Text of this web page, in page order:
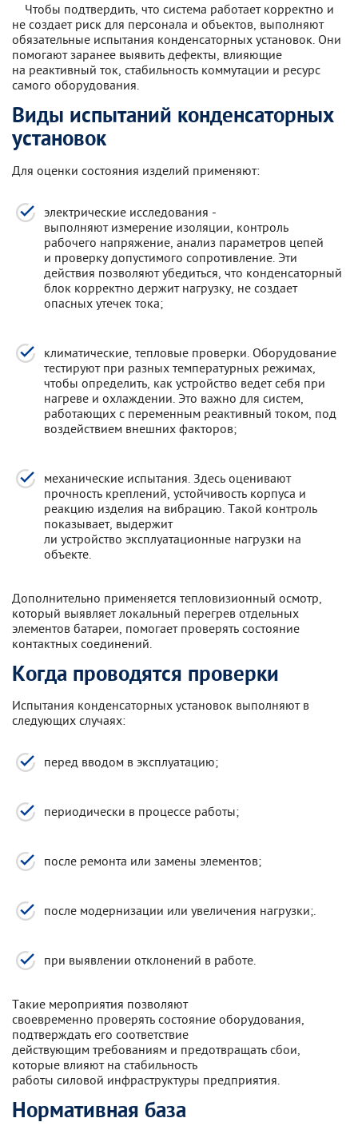
Чтобы подтвердить, что система работает корректно и
не создает риск для персонала и объектов, выполняют
обязательные испытания конденсаторных установок. Они
помогают заранее выявить дефекты, влияющие
на реактивный ток, стабильность коммутации и ресурс
самого оборудования.
Виды испытаний конденсаторных
установок
Для оценки состояния изделий применяют:
электрические исследования -
выполняют измерение изоляции, контроль
рабочего напряжение, анализ параметров цепей
и проверку допустимого сопротивление. Эти
действия позволяют убедиться, что конденсаторный
блок корректно держит нагрузку, не создает
опасных утечек тока;
климатические, тепловые проверки. Оборудование
тестируют при разных температурных режимах,
чтобы определить, как устройство ведет себя при
нагреве и охлаждении. Это важно для систем,
работающих с переменным реактивный током, под
воздействием внешних факторов;
механические испытания. Здесь оценивают
прочность креплений, устойчивость корпуса и
реакцию изделия на вибрацию. Такой контроль
показывает, выдержит
ли устройство эксплуатационные нагрузки на
объекте.
Дополнительно применяется тепловизионный осмотр,
который выявляет локальный перегрев отдельных
элементов батареи, помогает проверять состояние
контактных соединений.
Когда проводятся проверки
Испытания конденсаторных установок выполняют в
следующих случаях:
перед вводом в эксплуатацию;
периодически в процессе работы;
после ремонта или замены элементов;
после модернизации или увеличения нагрузки;.
при выявлении отклонений в работе.
Такие мероприятия позволяют
своевременно проверять состояние оборудования,
подтверждать его соответствие
действующим требованиям и предотвращать сбои,
которые влияют на стабильность
работы силовой инфраструктуры предприятия.
Нормативная база